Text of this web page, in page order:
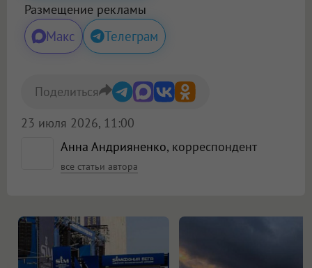
Размещение рекламы
Макс Телеграм
Анна Андрияненко, корреспондент
все статьи автора
23 июля 2026, 11:00
Поделиться